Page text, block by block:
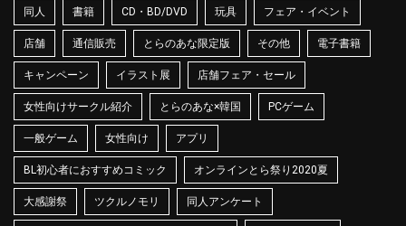
同人 書籍 CD・BD/DVD 玩具 フェア・イベント
店舗 通信販売 とらのあな限定版 その他 電子書籍
キャンペーン イラスト展 店舗フェア・セール
女性向けサークル紹介 とらのあな×韓国 PCゲーム
一般ゲーム 女性向け アプリ
BL初心者におすすめコミック オンラインとら祭り2020夏
大感謝祭 ツクルノモリ 同人アンケート